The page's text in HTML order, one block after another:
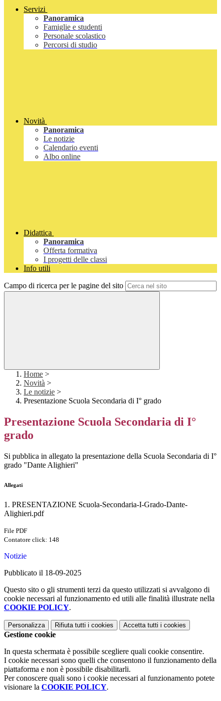
Servizi
Panoramica
Famiglie e studenti
Personale scolastico
Percorsi di studio
Novità
Panoramica
Le notizie
Calendario eventi
Albo online
Didattica
Panoramica
Offerta formativa
I progetti delle classi
Info utili
Campo di ricerca per le pagine del sito
Home >
Novità >
Le notizie >
Presentazione Scuola Secondaria di I° grado
Presentazione Scuola Secondaria di I°
grado
Si pubblica in allegato la presentazione della Scuola Secondaria di I°
grado "Dante Alighieri"
Allegati
1. PRESENTAZIONE Scuola-Secondaria-I-Grado-Dante-
Alighieri.pdf
File PDF
Contatore click: 148
Notizie
Pubblicato il 18-09-2025
Questo sito o gli strumenti terzi da questo utilizzati si avvalgono di
cookie necessari al funzionamento ed utili alle finalità illustrate nella
COOKIE POLICY.
Personalizza Rifiuta tutti i cookies Accetta tutti i cookies
Gestione cookie
In questa schermata è possibile scegliere quali cookie consentire.
I cookie necessari sono quelli che consentono il funzionamento della
piattaforma e non è possibile disabilitarli.
Per conoscere quali sono i cookie necessari al funzionamento potete
visionare la COOKIE POLICY.